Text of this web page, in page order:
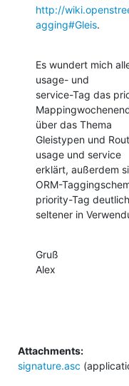
http://
agging#Gleis.
Es wundert mich
usage- und
service-Tag das
über das Thema
Gleistypen und
usage und service
erklärt, außerdem
ORM-
priority-Tag deutlich
seltener in
Gruß
Alex
Attachments:
signature.asc